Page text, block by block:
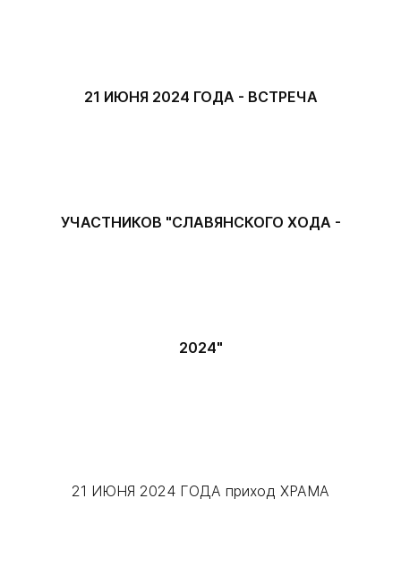
21 ИЮНЯ 2024 ГОДА - ВСТРЕЧА
УЧАСТНИКОВ "СЛАВЯНСКОГО ХОДА -
2024"
21 ИЮНЯ 2024 ГОДА приход ХРАМА